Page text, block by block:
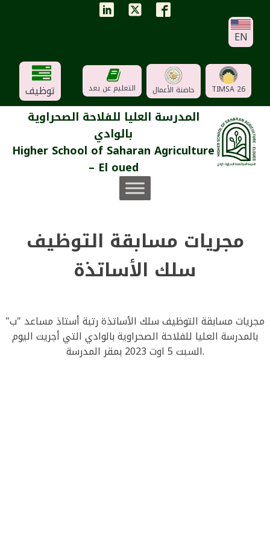
EN
TIMSA 26 حاضنة الأعمال التعليم عن بعد توظيف
المدرسة العليا للفلاحة الصحراوية
بالوادي
Higher School of Saharan Agriculture
– El oued
مجريات مسابقة التوظيف
سلك الأساتذة
مجريات مسابقة التوظيف سلك الأساتذة رتبة أستاذ مساعد "ب"
بالمدرسة العليا للفلاحة الصحراوية بالوادي التي أجريت اليوم
السبت 5 اوت 2023 بمقر المدرسة.